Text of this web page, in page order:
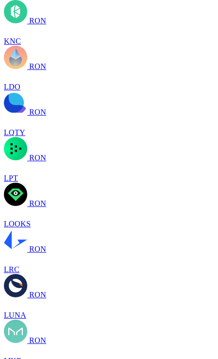
RON
KNC
RON
LDO
RON
LQTY
RON
LPT
RON
LOOKS
RON
LRC
RON
LUNA
RON